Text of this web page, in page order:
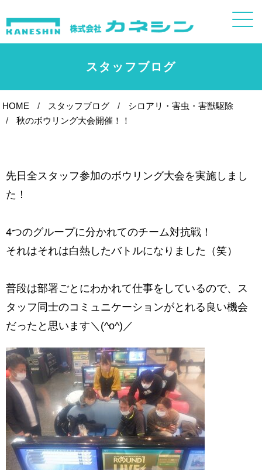
スタッフブログ
HOME スタッフブログ
シロアリ・害虫・害獣駆除
秋のボウリング大会開催！！
先日全スタッフ参加のボウリング大会を実施しまし
た！
4つのグループに分かれてのチーム対抗戦！
それはそれは白熱したバトルになりました（笑）
普段は部署ごとにわかれて仕事をしているので、ス
タッフ同士のコミュニケーションがとれる良い機会
だったと思います＼(^o^)／